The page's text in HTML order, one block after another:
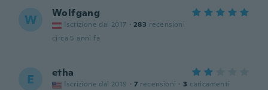
W Wolfgang
Iscrizione dal 2017 · 283 recensioni
circa 5 anni fa
E etha
Iscrizione dal 2019 · 7 recensioni · 3 caricamenti